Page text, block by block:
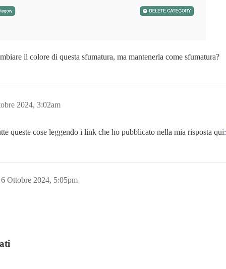
il colore di questa sfumatura, ma mantenerla come sfumatura?
2024, 3:02am
queste cose leggendo i link che ho pubblicato nella mia risposta qui:
6 Ottobre 2024, 5:05pm